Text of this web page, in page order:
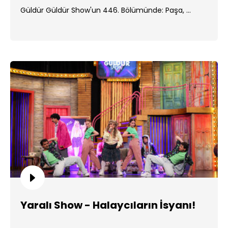
Güldür Güldür Show'un 446. Bölümünde: Paşa, ...
Yaralı Show - Halaycıların İsyanı!